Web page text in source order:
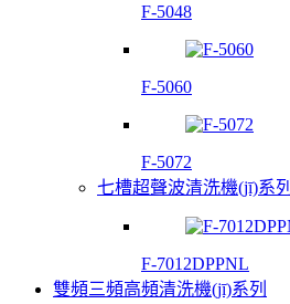
F-5048
F-5060
F-5072
七槽超聲波清洗機(jī)系列
F-7012DPPNL
雙頻三頻高頻清洗機(jī)系列